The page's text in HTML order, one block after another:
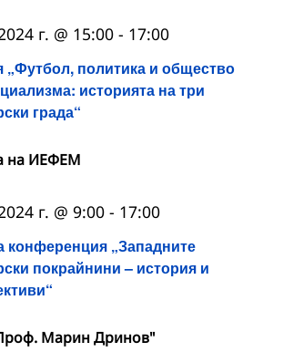
„Футбол, политика и общество
историята на три
града“
г. @ 15:00 - 17:00
на ИЕФЕМ
конференция „Западните
покрайнини – история и
г. @ 9:00 - 17:00
Марин Дринов"